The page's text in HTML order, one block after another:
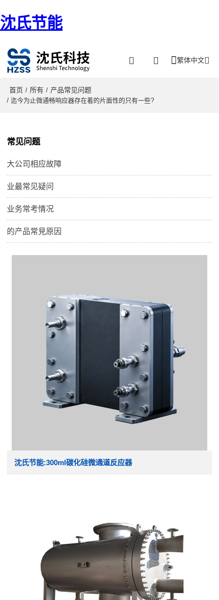
沈氏节能
繁体中文
首页 / 所有 / 产品常见问题
/ 迄今为止微通畅响应器存在着的片面性的只有一些?
常见问题
大公司相应故障
业最常见疑问
业务常考情况
的产品常見原因
沈氏节能:300ml碳化硅微通道反应器